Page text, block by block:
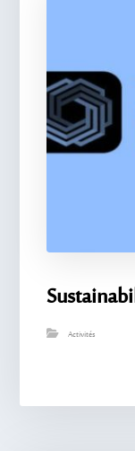
Activités